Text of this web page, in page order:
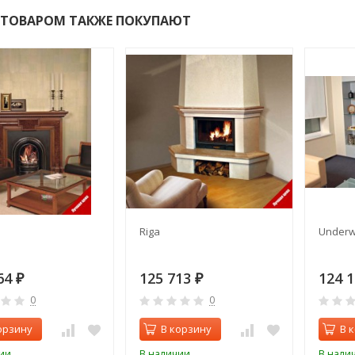
ТАКЖЕ ПОКУПАЮТ
₽
0
Riga
125 713 ₽
0
В корзину
124
В